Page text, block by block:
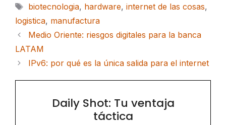
Etiquetas
biotecnologia, hardware, internet de las cosas,
logistica, manufactura
Medio Oriente: riesgos digitales para la banca
LATAM
IPv6: por qué es la única salida para el internet
Daily Shot: Tu ventaja
táctica